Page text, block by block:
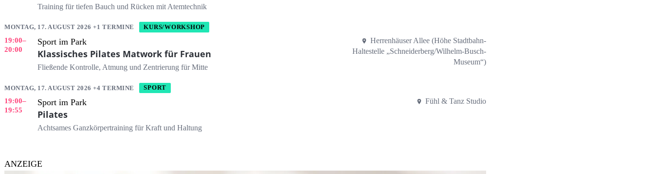
Training für tiefen Bauch und Rücken mit Atemtechnik
MONTAG, 17. AUGUST 2026 +1 TERMINE KURS/WORKSHOP
19:00–
20:00
Sport im Park
Klassisches Pilates Matwork für Frauen
Fließende Kontrolle, Atmung und Zentrierung für Mitte
Herrenhäuser Allee (Höhe Stadtbahn-
Haltestelle „Schneiderberg/Wilhelm-Busch-
Museum“)
MONTAG, 17. AUGUST 2026 +4 TERMINE SPORT
19:00–
19:55
Sport im Park
Pilates
Achtsames Ganzkörpertraining für Kraft und Haltung
Fühl & Tanz Studio
ANZEIGE